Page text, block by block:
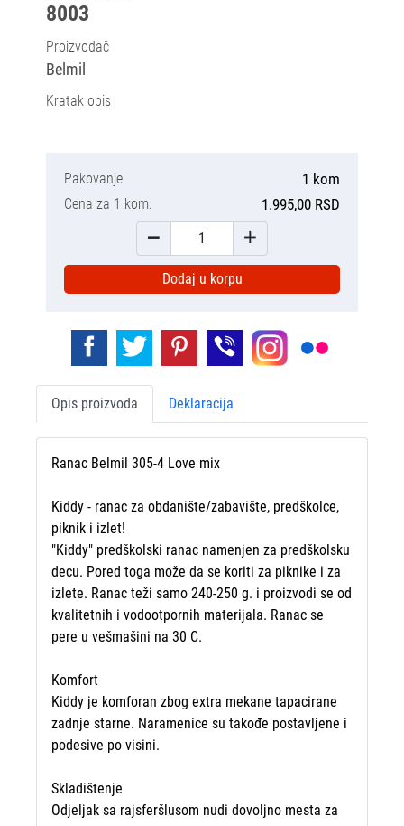
8003
Proizvođač
Belmil
Kratak opis
Pakovanje 1 kom
Cena za 1 kom. 1.995,00 RSD
Dodaj u korpu
Opis proizvoda Deklaracija
Ranac Belmil 305-4 Love mix
Kiddy - ranac za obdanište/zabavište, predškolce,
piknik i izlet!
"Kiddy" predškolski ranac namenjen za predškolsku
decu. Pored toga može da se koriti za piknike i za
izlete. Ranac teži samo 240-250 g. i proizvodi se od
kvalitetnih i vodootpornih materijala. Ranac se
pere u vešmašini na 30 C.
Komfort
Kiddy je komforan zbog extra mekane tapacirane
zadnje starne. Naramenice su takođe postavljene i
podesive po visini.
Skladištenje
Odjeljak sa rajsferšlusom nudi dovoljno mesta za